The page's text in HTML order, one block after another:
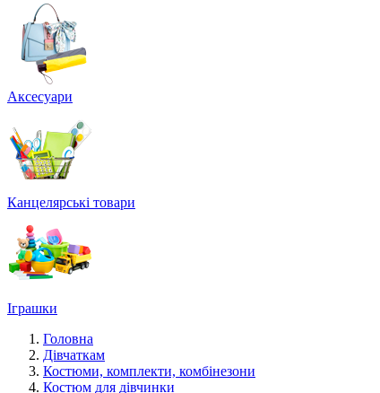
Аксесуари
Канцелярські товари
Іграшки
Головна
Дівчаткам
Костюми, комплекти, комбінезони
Костюм для дівчинки